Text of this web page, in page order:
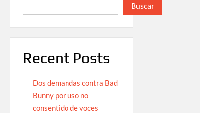
Buscar
Recent Posts
Dos demandas contra Bad
Bunny por uso no
consentido de voces